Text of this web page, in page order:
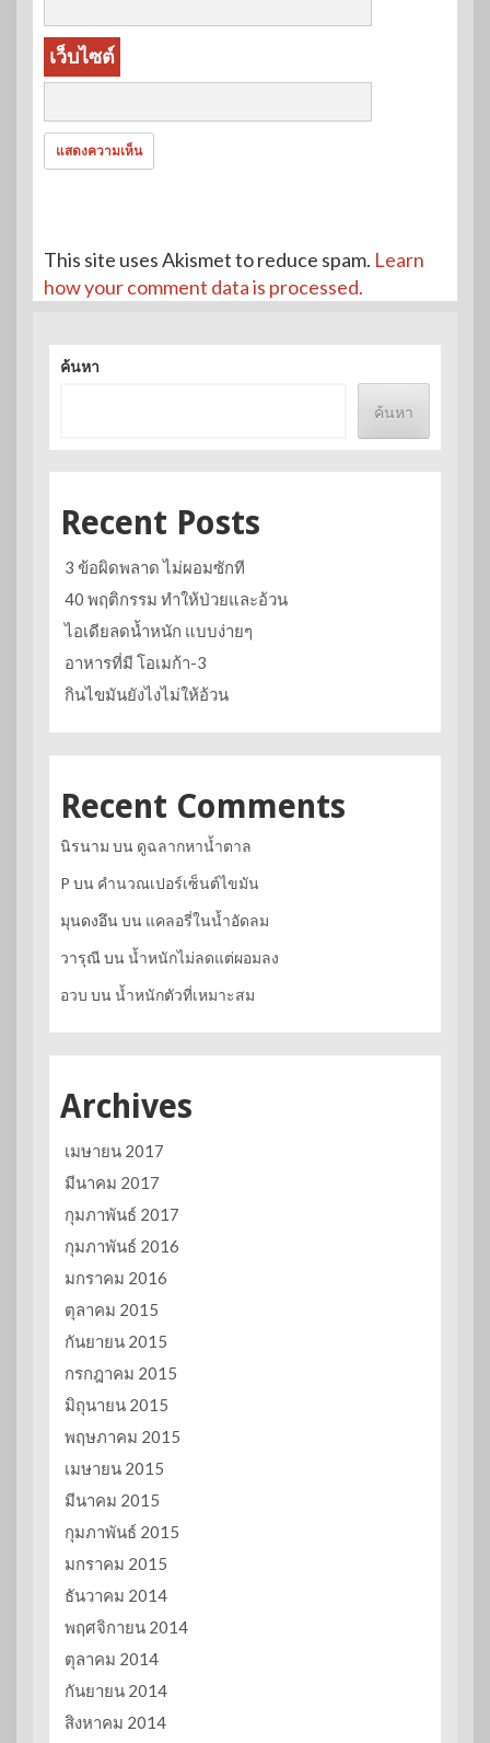
เว็บไซต์
This site uses Akismet to reduce spam. Learn
how your comment data is processed.
ค้นหา
ค้นหา
Recent Posts
3 ข้อผิดพลาด ไม่ผอมซักที
40 พฤติกรรม ทำให้ป่วยและอ้วน
ไอเดียลดน้ำหนัก แบบง่ายๆ
อาหารที่มี โอเมก้า-3
กินไขมันยังไงไม่ให้อ้วน
Recent Comments
นิรนาม บน ดูฉลากหาน้ำตาล
P บน คำนวณเปอร์เซ็นต์ไขมัน
มุนดงอึน บน แคลอรี่ในน้ำอัดลม
วารุณีบน น้ำหนักไม่ลดแต่ผอมลง
อวบ บน น้ำหนักตัวที่เหมาะสม
Archives
เมษายน 2017
มีนาคม 2017
กุมภาพันธ์ 2017
กุมภาพันธ์ 2016
มกราคม 2016
ตุลาคม 2015
กันยายน 2015
กรกฎาคม 2015
มิถุนายน 2015
พฤษภาคม 2015
เมษายน 2015
มีนาคม 2015
กุมภาพันธ์ 2015
มกราคม 2015
ธันวาคม 2014
พฤศจิกายน 2014
ตุลาคม 2014
กันยายน 2014
สิงหาคม 2014